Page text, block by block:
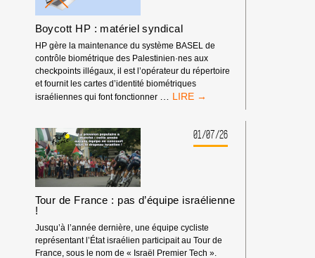
Boycott HP : matériel syndical
HP gère la maintenance du système BASEL de
contrôle biométrique des Palestinien·nes aux
checkpoints illégaux, il est l’opérateur du répertoire
et fournit les cartes d’identité biométriques
israéliennes qui font fonctionner
BOYCOTT
MATÉRIEL
SYNDICAL
01/07/26
Tour de France : pas d’équipe israélienne
!
Jusqu’à l’année dernière, une équipe cycliste
représentant l’État israélien participait au Tour de
France, sous le nom de « Israël Premier Tech ».